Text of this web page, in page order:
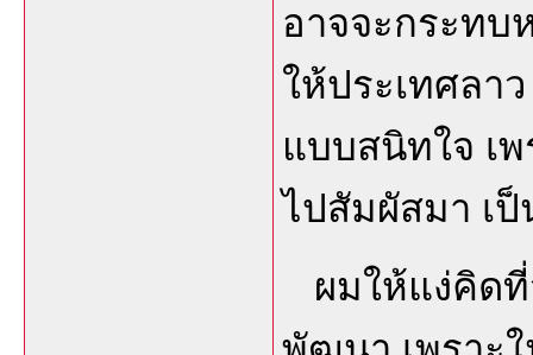
อาจจะกระทบ
ให้ประเทศลา
แบบสนิทใจ เ
ไปสัมผัสมา เ
ผมให้แง่คิดที่